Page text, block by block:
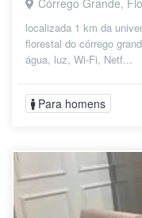
Córrego Grande,
localizada 1 km da
florestal do córrego
água, luz, Wi-Fi, Netf...
Para homens